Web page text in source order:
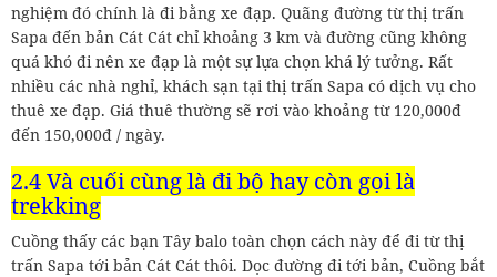
nghiệm đó chính là đi bằng xe đạp. Quãng đường từ thị trấn
Sapa đến bản Cát Cát chỉ khoảng 3 km và đường cũng không
quá khó đi nên xe đạp là một sự lựa chọn khá lý tưởng. Rất
nhiều các nhà nghỉ, khách sạn tại thị trấn Sapa có dịch vụ cho
thuê xe đạp. Giá thuê thường sẽ rơi vào khoảng từ 120,000đ
đến 150,000đ / ngày.
2.4 Và cuối cùng là đi bộ hay còn gọi là
trekking
Cuồng thấy các bạn Tây balo toàn chọn cách này để đi từ thị
trấn Sapa tới bản Cát Cát thôi. Dọc đường đi tới bản, Cuồng bắt